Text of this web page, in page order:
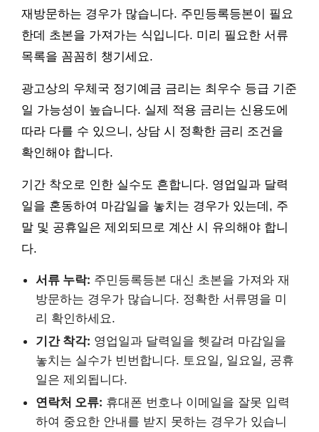
재방문하는 경우가 많습니다. 주민등록등본이 필요
한데 초본을 가져가는 식입니다. 미리 필요한 서류
목록을 꼼꼼히 챙기세요.
광고상의 우체국 정기예금 금리는 최우수 등급 기준
일 가능성이 높습니다. 실제 적용 금리는 신용도에
따라 다를 수 있으니, 상담 시 정확한 금리 조건을
확인해야 합니다.
기간 착오로 인한 실수도 흔합니다. 영업일과 달력
일을 혼동하여 마감일을 놓치는 경우가 있는데, 주
말 및 공휴일은 제외되므로 계산 시 유의해야 합니
다.
서류 누락: 주민등록등본 대신 초본을 가져와 재
방문하는 경우가 많습니다. 정확한 서류명을 미
리 확인하세요.
기간 착각: 영업일과 달력일을 헷갈려 마감일을
놓치는 실수가 빈번합니다. 토요일, 일요일, 공휴
일은 제외됩니다.
연락처 오류: 휴대폰 번호나 이메일을 잘못 입력
하여 중요한 안내를 받지 못하는 경우가 있습니